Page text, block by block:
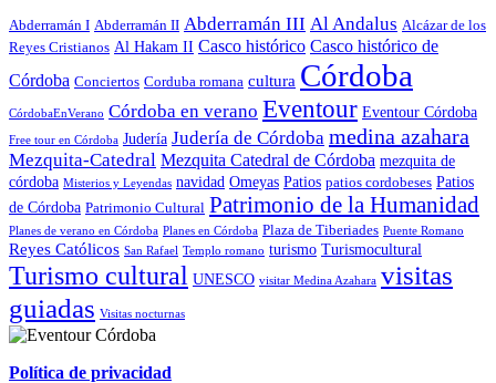
Abderramán I Abderramán II Abderramán III Al Andalus Alcázar de los
Reyes Cristianos Al Hakam II Casco histórico Casco histórico de
Córdoba Conciertos Corduba romana cultura Córdoba
CórdobaEnVerano Córdoba en verano Eventour Eventour Córdoba
Free tour en Córdoba Judería Judería de Córdoba medina azahara
Mezquita-Catedral Mezquita Catedral de Córdoba mezquita de
córdoba Misterios y Leyendas navidad Omeyas Patios patios cordobeses Patios
de Córdoba Patrimonio Cultural Patrimonio de la Humanidad
Planes de verano en Córdoba Planes en Córdoba Plaza de Tiberiades Puente Romano
Reyes Católicos San Rafael Templo romano turismo Turismocultural
Turismo cultural UNESCO visitar Medina Azahara visitas
guiadas Visitas nocturnas
Política de privacidad